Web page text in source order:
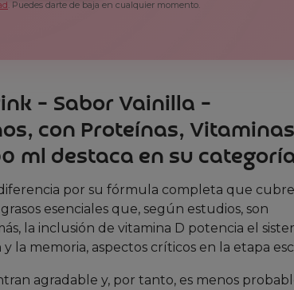
. Puedes darte de baja en cualquier momento.
– Sabor Vainilla –
con Proteínas,
ml destaca en su
por su fórmula completa que
esenciales que, según estudios, son
la inclusión de vitamina D potencia el
la memoria, aspectos críticos en la etapa
agradable y, por tanto, es menos